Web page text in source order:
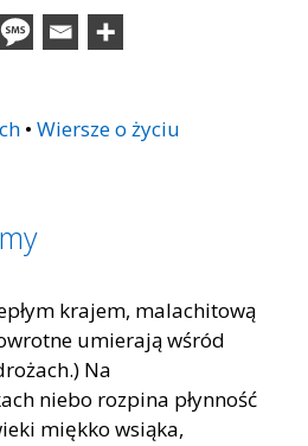
• Wiersze o życiu
krajem, malachitową
umierają wśród
Na
niebo rozpina płynność
miękko wsiąka,